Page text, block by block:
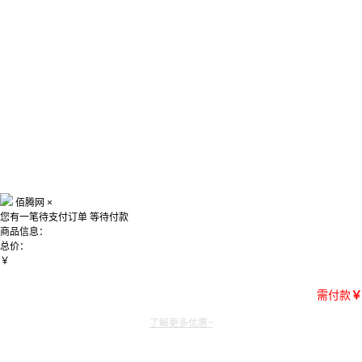
佰腾网 ×
您有一笔待支付订单 等待付款
商品信息：
总价：
￥
需付款￥
了解更多优惠~